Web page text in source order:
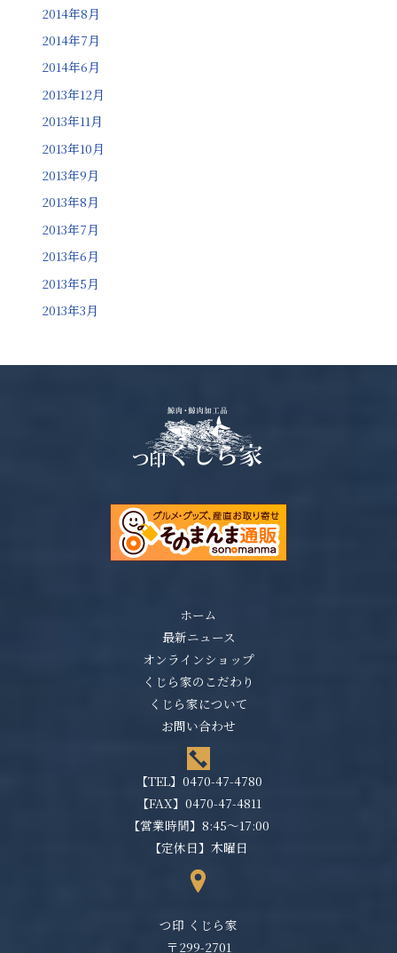
2014年8月
2014年7月
2014年6月
2013年12月
2013年11月
2013年10月
2013年9月
2013年8月
2013年7月
2013年6月
2013年5月
2013年3月
ホーム
最新ニュース
オンラインショップ
くじら家のこだわり
くじら家について
お問い合わせ
【TEL】 0470-47-4780
【FAX】0470-47-4811
【営業時間】8:45～17:00
【定休日】木曜日
つ印 くじら家
〒299-2701